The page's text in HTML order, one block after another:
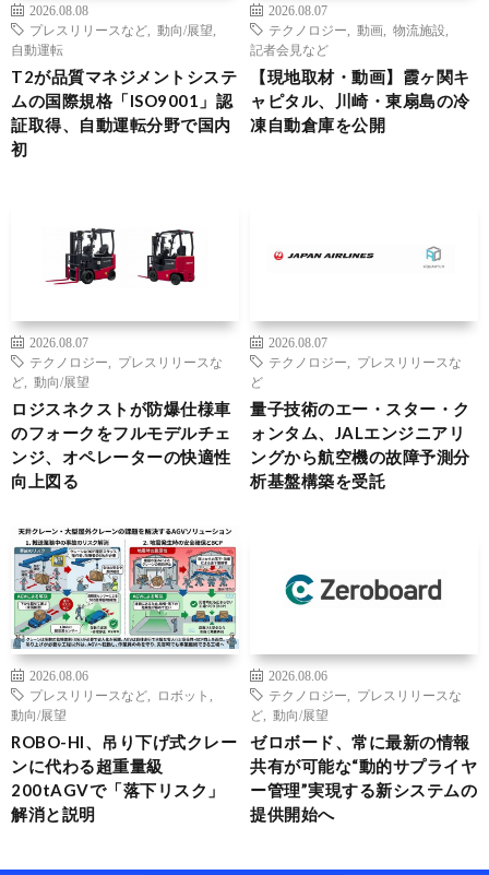
2026.08.08
プレスリリースなど
動向/展望
自動運転
T2が品質マネジメントシステ
ムの国際規格「ISO9001」認
証取得、自動運転分野で国内
初
2026.08.07
テクノロジー
動画 物流施設
記者会見など
【現地取材・動画】霞ヶ関キ
ャピタル、川崎・東扇島の冷
凍自動倉庫を公開
2026.08.07
テクノロジー
プレスリリースな
ど
動向/展望
ロジスネクストが防爆仕様車
のフォークをフルモデルチェ
ンジ、オペレーターの快適性
向上図る
2026.08.07
テクノロジー
プレスリリースな
ど
量子技術のエー・スター・ク
ォンタム、JALエンジニアリ
ングから航空機の故障予測分
析基盤構築を受託
2026.08.06
プレスリリースなど
ロボット
動向/展望
ROBO-HI、吊り下げ式クレー
ンに代わる超重量級
200tAGVで「落下リスク」
解消と説明
2026.08.06
テクノロジー
プレスリリースな
ど
動向/展望
ゼロボード、常に最新の情報
共有が可能な“動的サプライヤ
ー管理”実現する新システムの
提供開始へ